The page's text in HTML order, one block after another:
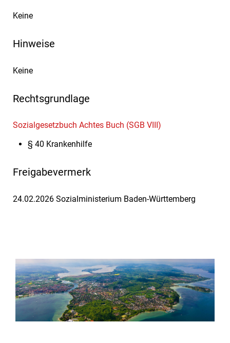
Keine
Hinweise
Keine
Rechtsgrundlage
Sozialgesetzbuch Achtes Buch (SGB VIII)
§ 40 Krankenhilfe
Freigabevermerk
24.02.2026 Sozialministerium Baden-Württemberg